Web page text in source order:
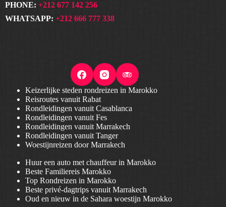
PHONE: +212 677 142 256
WHATSAPP: +212 666 777 338
Keizerlijke steden rondreizen in Marokko
Reisroutes vanuit Rabat
Rondleidingen vanuit Casablanca
Rondleidingen vanuit Fes
Rondleidingen vanuit Marrakech
Rondleidingen vanuit Tanger
Woestijnreizen door Marrakech
Huur een auto met chauffeur in Marokko
Beste Familiereis Marokko
Top Rondreizen in Marokko
Beste privé-dagtrips vanuit Marrakech
Oud en nieuw in de Sahara woestijn Marokko